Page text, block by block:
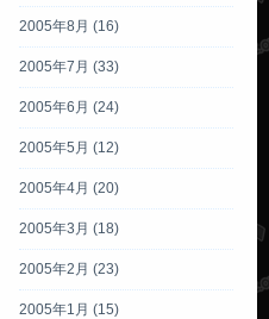
2005年8月 (16)
2005年7月 (33)
2005年6月 (24)
2005年5月 (12)
2005年4月 (20)
2005年3月 (18)
2005年2月 (23)
2005年1月 (15)